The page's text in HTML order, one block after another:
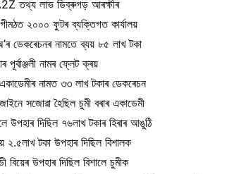
তথ্য লাভ ডিব্ৰুগড় আৰক্ষীৰ
২০০০ ফুটৰ ব্যক্তিগত কাৰ্যালয়
ডেকৰেচনৰ নামতে ব্যয় ৮৫ লাখ টকা
পূৰ্বাঞ্জলী নামৰ ফ্লেট ক্ৰয়
একাডেমীৰ নামত ৩৩ লাখ টকাৰ ডেকৰেচন
সজোৱা হৈছিল চুমী বৰাৰ একাডেমী
উপহাৰ দিছিল ৭৬লাখ টকাৰ হিৰাৰ আঙুঠি
২.৫লাখ টকা উপহাৰ দিছিল বিশালক
বিয়েৰ উপহাৰ দিছিল বিশালে চুমীক